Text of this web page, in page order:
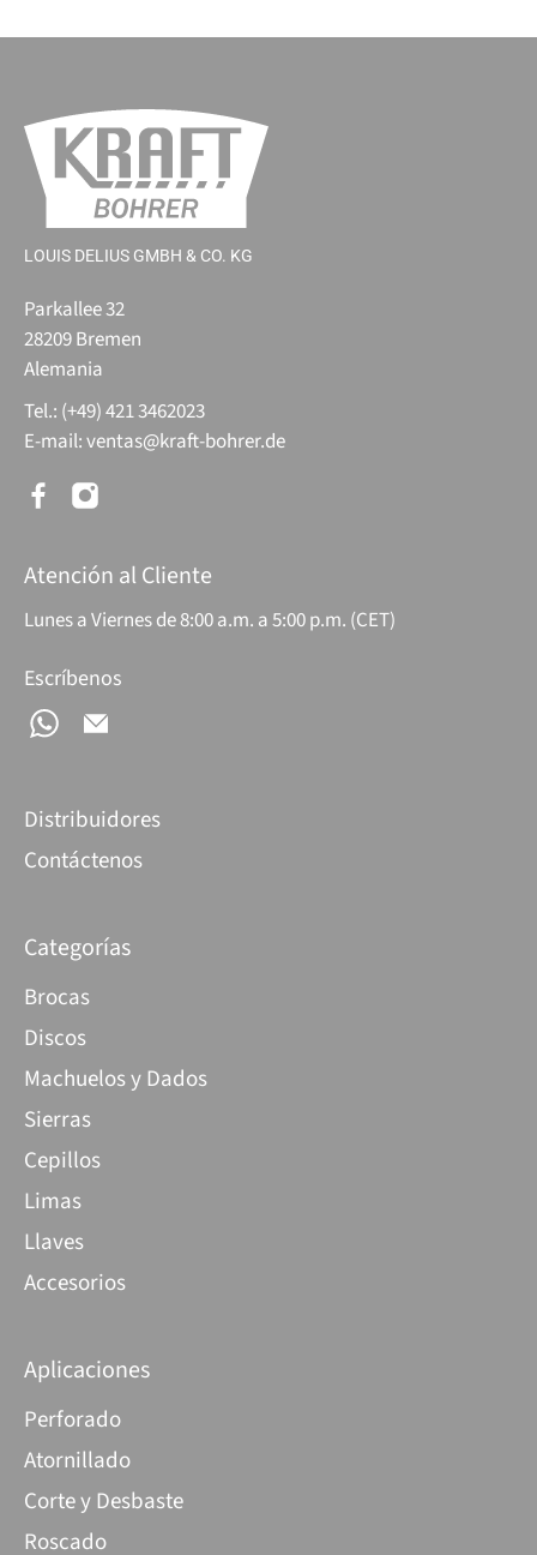
LOUIS DELIUS GMBH & CO. KG
Parkallee 32
28209 Bremen
Alemania
Tel.: (+49) 421 3462023
E-mail:ventas@kraft-bohrer.de
Atención al Cliente
Lunes a Viernes de 8:00 a.m. a 5:00 p.m. (CET)
Escríbenos
Distribuidores
Contáctenos
Categorías
Brocas
Discos
Machuelos y Dados
Sierras
Cepillos
Limas
Llaves
Accesorios
Aplicaciones
Perforado
Atornillado
Corte y Desbaste
Roscado